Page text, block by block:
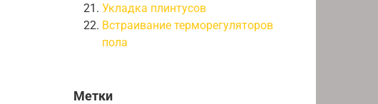
Укладка плинтусов
Встраивание терморегуляторов
пола
Метки